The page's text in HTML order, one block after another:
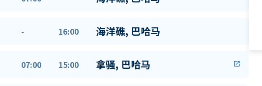
- 16:00 海洋礁, 巴哈马
07:00 15:00 拿骚, 巴哈马 open_in_new